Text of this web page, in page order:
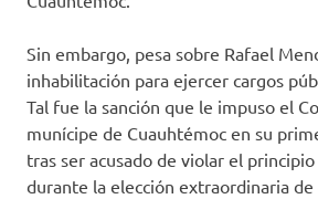
Sin embargo, pesa sobre Rafael
inhabilitación para ejercer cargos
Tal fue la sanción que le impuso el
munícipe de Cuauhtémoc en su
tras ser acusado de violar el
durante la elección extraordinaria